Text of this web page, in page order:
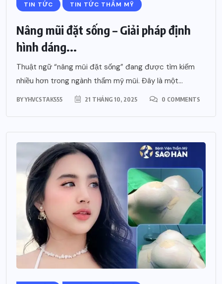
TIN TỨC TIN TỨC THẨM MỸ
Nâng mũi đặt sống – Giải pháp định
hình dáng...
Thuật ngữ “nâng mũi đặt sống” đang được tìm kiếm
nhiều hơn trong ngành thẩm mỹ mũi. Đây là một...
BYYHVCSTAK555 21 THÁNG 10, 2025 0 COMMENTS